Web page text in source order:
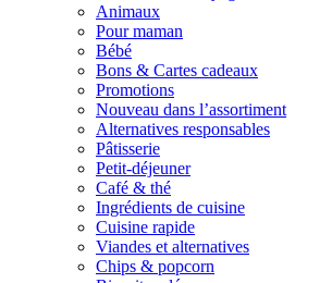
Animaux
Pour maman
Bébé
Bons & Cartes cadeaux
Promotions
Nouveau dans l’assortiment
Alternatives responsables
Pâtisserie
Petit-déjeuner
Café & thé
Ingrédients de cuisine
Cuisine rapide
Viandes et alternatives
Chips & popcorn